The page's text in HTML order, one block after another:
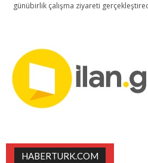
günübirlik çalışma ziyareti
HABERTURK.COM